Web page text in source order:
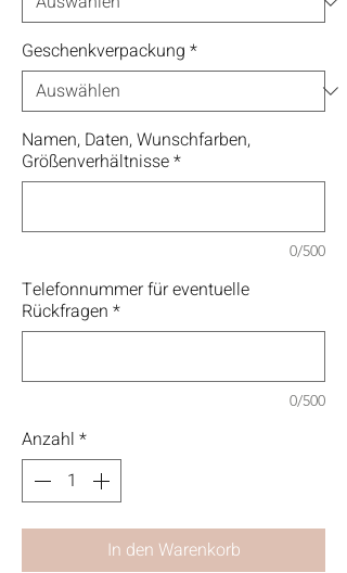
Geschenkverpackung *
Namen, Daten, Wunschfarben,
Größenverhältnisse*
0/500
Telefonnummer für eventuelle
Rückfragen *
0/500
Anzahl *
In den Warenkorb